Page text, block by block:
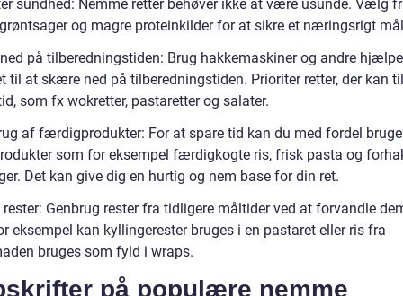
sundhed: Nemme retter behøver ikke at være usunde. Vælg
og magre proteinkilder for at sikre et næringsrigt
på tilberedningstiden: Brug hakkemaskiner og andre
til at skære ned på tilberedningstiden. Prioriter retter, der kan
som fx wokretter, pastaretter og salater.
af færdigprodukter: For at spare tid kan du med fordel bruge
som for eksempel færdigkogte ris, frisk pasta og
Det kan give dig en hurtig og nem base for din ret.
Genbrug rester fra tidligere måltider ved at forvandle
eksempel kan kyllingerester bruges i en pastaret eller ris fra
bruges som fyld i wraps.
på populære nemme